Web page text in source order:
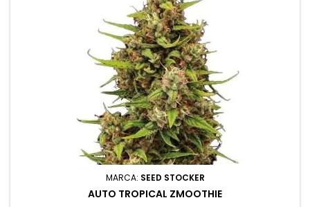
MARCA: SEED STOCKER
AUTO TROPICAL ZMOOTHIE